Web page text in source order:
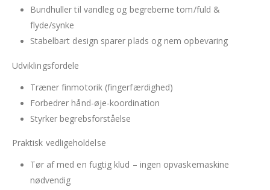
Bundhuller til vandleg og begreberne tom/fuld &
flyde/synke
Stabelbart design sparer plads og nem opbevaring
Udviklingsfordele
Træner finmotorik (fingerfærdighed)
Forbedrer hånd-øje-koordination
Styrker begrebsforståelse
Praktisk vedligeholdelse
Tør af med en fugtig klud – ingen opvaskemaskine
nødvendig